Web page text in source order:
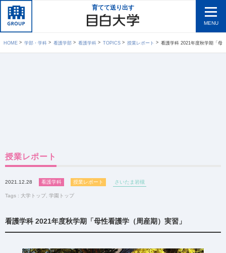
育てて送り出す
MENU
HOME 学部・学科 看護学部 看護学科 TOPICS 授業レポート 看護学科 2021年度秋学期「母
授業レポート
2021.12.28 看護学科 授業レポート さいたま岩槻
Tags : 大学トップ 学園トップ
看護学科 2021年度秋学期「母性看護学（周産期）実習」